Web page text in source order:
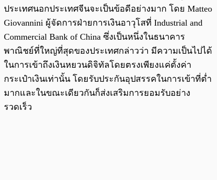
ประเทศนอกประเทศจีนจะเป็นข้อดีอย่างมาก โดย Matteo
Giovannini ผู้จัดการฝ่ายการเงินอาวุโสที่ Industrial and
Commercial Bank of China ซึ่งเป็นหนึ่งในธนาคาร
พาณิชย์ที่ใหญ่ที่สุดของประเทศกล่าวว่า มีความเป็นไปได้
ในการเข้าถึงเงินหยวนดิจิทัลโดยตรงเพียงแค่ตั้งค่า
กระเป๋าเงินเท่านั้น โดยรับประกันอุปสรรคในการเข้าที่ต่ำ
มากและในขณะเดียวกันก็ส่งเสริมการยอมรับอย่าง
รวดเร็ว